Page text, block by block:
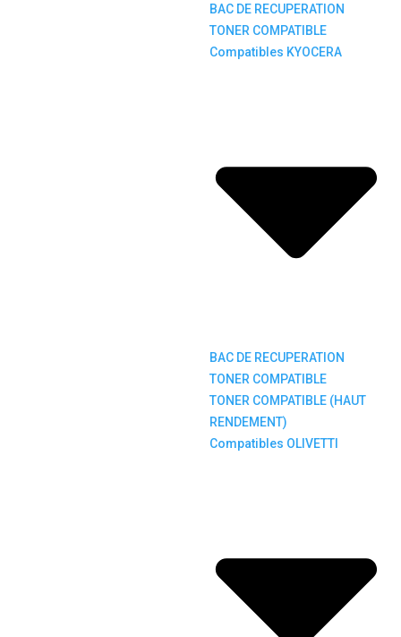
BAC DE RECUPERATION
TONER COMPATIBLE
Compatibles KYOCERA
BAC DE RECUPERATION
TONER COMPATIBLE
TONER COMPATIBLE (HAUT
RENDEMENT)
Compatibles OLIVETTI